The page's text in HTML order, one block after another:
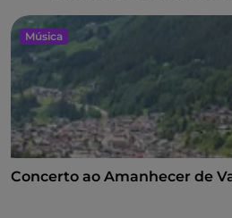
Música
Concerto ao Amanhecer de